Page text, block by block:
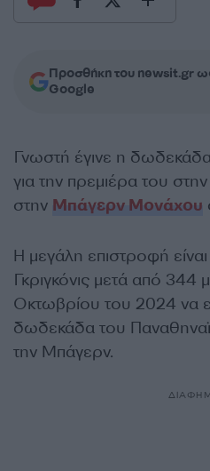
Προσθήκη του newsit.gr
Google
Γνωστή έγινε η
για την πρεμιέρα του
στην Μπάγερν Μονάχου
Η μεγάλη επιστροφή
Γκριγκόνις μετά από 344
Οκτωβρίου του 2024 να
δωδεκάδα του
την Μπάγερν.